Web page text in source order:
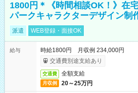
1800円＊《時間相談OK！》在
パークキャラクターデザイン制
派遣 WEB登録・面接OK
給与
時給1800円 月収例 234,000円
交通費別途支給あり
交通費 全額支給
月収例 20～25万円